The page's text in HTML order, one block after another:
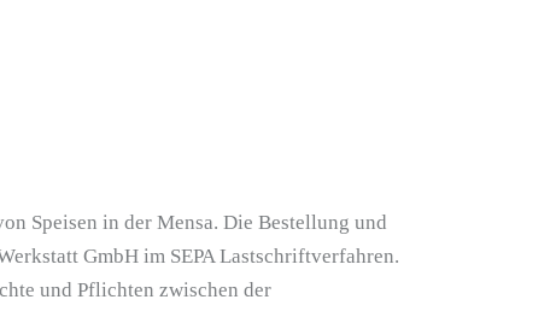
Speisen in der Mensa. Die Bestellung und
GmbH im SEPA Lastschriftverfahren.
und Pflichten zwischen der